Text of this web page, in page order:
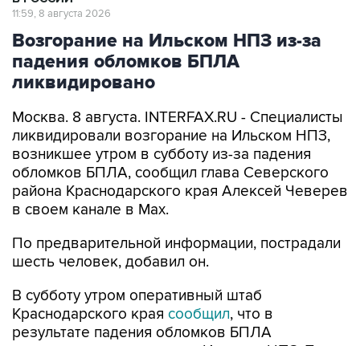
Возгорание на Ильском НПЗ из-за
падения обломков БПЛА
ликвидировано
Москва. 8 августа. INTERFAX.RU - Специалисты
возникшее утром в субботу из-за падения
обломков БПЛА, сообщил глава Северского
района Краснодарского края Алексей Чеверев
в своем канале в Max.
По предварительной информации, пострадали
В субботу утром оперативный штаб
результате падения обломков БПЛА
произошло возгорание на Ильском НПЗ. Тогда
сообщалось о пяти пострадавших.